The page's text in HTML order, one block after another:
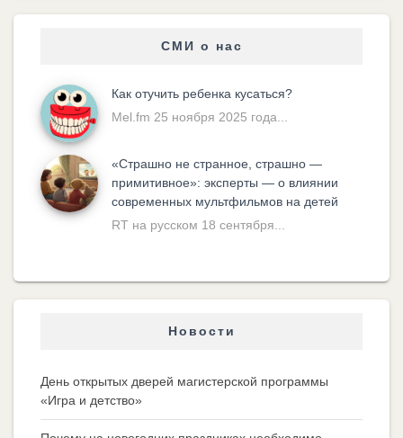
СМИ о нас
Как отучить ребенка кусаться?
Mel.fm 25 ноября 2025 года...
«Cтрашно не странное, страшно —
примитивное»: эксперты — о влиянии
современных мультфильмов на детей
RT на русском 18 сентября...
Новости
День открытых дверей магистерской программы
«Игра и детство»